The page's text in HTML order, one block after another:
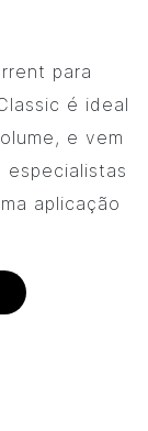
para
é ideal
e vem
especialistas
aplicação